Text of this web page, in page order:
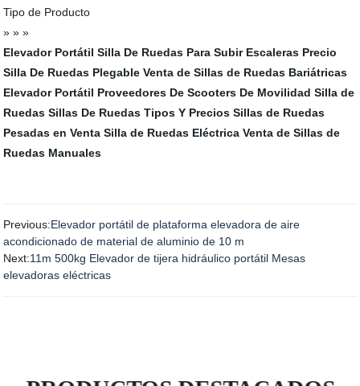
Tipo de Producto
» » »
Elevador Portátil Silla De Ruedas Para Subir Escaleras Precio
Silla De Ruedas Plegable Venta de Sillas de Ruedas Bariátricas
Elevador Portátil Proveedores De Scooters De Movilidad Silla de
Ruedas Sillas De Ruedas Tipos Y Precios Sillas de Ruedas
Pesadas en Venta Silla de Ruedas Eléctrica Venta de Sillas de
Ruedas Manuales
Previous:Elevador portátil de plataforma elevadora de aire
acondicionado de material de aluminio de 10 m
Next:11m 500kg Elevador de tijera hidráulico portátil Mesas
elevadoras eléctricas